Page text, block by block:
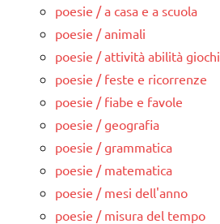
poesie / a casa e a scuola
poesie / animali
poesie / attività abilità giochi
poesie / feste e ricorrenze
poesie / fiabe e favole
poesie / geografia
poesie / grammatica
poesie / matematica
poesie / mesi dell'anno
poesie / misura del tempo